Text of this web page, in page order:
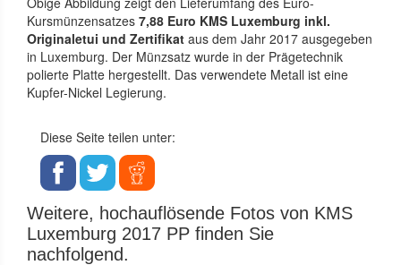
Kursmünzensatzes 7,88 Euro KMS Luxemburg inkl.
Originaletui und Zertifikat aus dem Jahr 2017 ausgegeben
in Luxemburg. Der Münzsatz wurde in der Prägetechnik
polierte Platte hergestellt. Das verwendete Metall ist eine
Kupfer-Nickel Legierung.
Diese Seite teilen unter:
Weitere, hochauflösende Fotos von KMS
Luxemburg 2017 PP finden Sie
nachfolgend.